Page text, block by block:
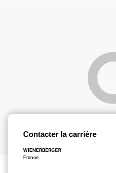
Contacter la carrière
WIENERBERGER
France